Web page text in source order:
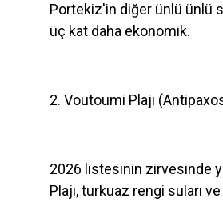
Portekiz'in diğer ünlü ünlü
üç kat daha ekonomik.
2. Voutoumi Plajı
2026 listesinin zirvesinde
Plajı, turkuaz rengi suları